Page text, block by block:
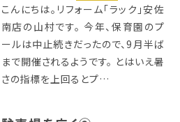
こんにちは。リフォーム「ラック」安佐
南店の山村です。 今年、保育園のプ
ールは中止続きだったので、9月半ば
まで開催されるようです。 とはいえ暑
さの指標を上回るとプ…